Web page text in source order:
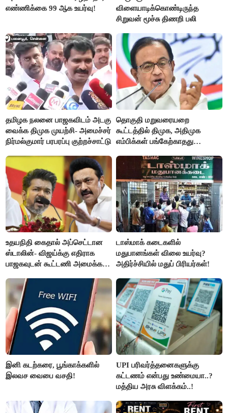
எண்ணிக்கை 99 ஆக உயர்வு!
விளையாடிக்கொண்டிருந்த
சிறுவன் மூச்சு திணறி பலி
தமிழக நலனை பாஜகவிடம் அடகு
வைக்க திமுக முயற்சி- அமைச்சர்
நிர்மல்குமார் பரபரப்பு குற்றச்சாட்டு
தொகுதி மறுவரையறை
கூட்டத்தில் திமுக, அதிமுக
எம்பிக்கள் பங்கேற்காதது
உதயநிதி கைதால் அப்செட்டான
ஸ்டாலின்- விஜய்க்கு எதிராக
பாஜகவுடன் கூட்டணி அமைக்க
டாஸ்மாக் கடைகளில்
மதுபானங்கள் விலை உயர்வு?
அதிர்ச்சியில் மதுப் பிரியர்கள்!
இனி கடற்கரை, பூங்காக்களில்
இலவச வைபை வசதி!
UPI பரிவர்த்தனைகளுக்கு
கட்டணம் என்பது உண்மையா..?
மத்திய அரசு விளக்கம்..!